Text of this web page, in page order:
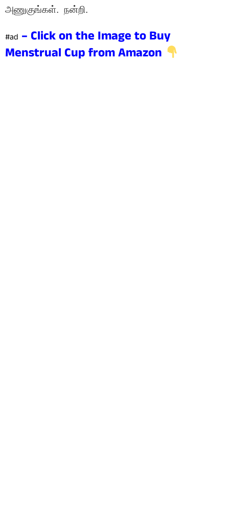
அணுகுங்கள். நன்றி.
#ad – Click on the Image to Buy
Menstrual Cup from Amazon